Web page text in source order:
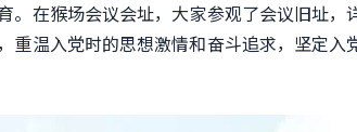
。在猴场会议会址， 大家参观了会议旧址，
， 重温入党时的思想激情和奋斗追求， 坚定入